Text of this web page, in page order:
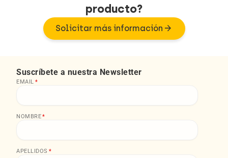
producto?
Solicitar más información arrow_forward
Suscríbete a nuestra Newsletter
EMAIL *
NOMBRE*
APELLIDOS *